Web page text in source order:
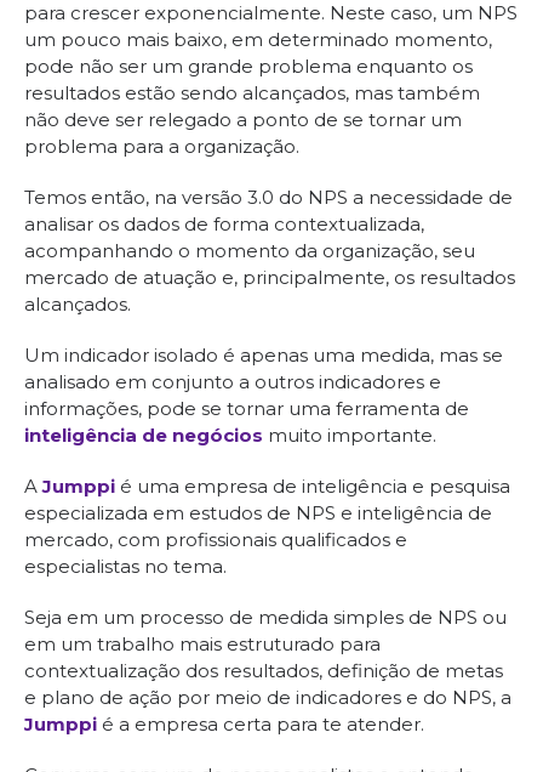
para crescer exponencialmente. Neste caso, um NPS
um pouco mais baixo, em determinado momento,
pode não ser um grande problema enquanto os
resultados estão sendo alcançados, mas também
não deve ser relegado a ponto de se tornar um
problema para a organização.
Temos então, na versão 3.0 do NPS a necessidade de
analisar os dados de forma contextualizada,
acompanhando o momento da organização, seu
mercado de atuação e, principalmente, os resultados
alcançados.
Um indicador isolado é apenas uma medida, mas se
analisado em conjunto a outros indicadores e
informações, pode se tornar uma ferramenta de
inteligência de negócios muito importante.
AJumppi é uma empresa de inteligência e pesquisa
especializada em estudos de NPS e inteligência de
mercado, com profissionais qualificados e
especialistas no tema.
Seja em um processo de medida simples de NPS ou
em um trabalho mais estruturado para
contextualização dos resultados, definição de metas
e plano de ação por meio de indicadores e do NPS, a
Jumppi é a empresa certa para te atender.